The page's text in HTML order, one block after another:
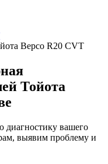
Версо R20 CVT
Тойота
вашего
выявим проблему и